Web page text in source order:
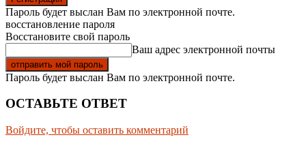
Пароль будет выслан Вам по электронной почте.
восстановление пароля
Восстановите свой пароль
Ваш адрес электронной почты
Пароль будет выслан Вам по электронной почте.
ОСТАВЬТЕ ОТВЕТ
Войдите, чтобы оставить комментарий